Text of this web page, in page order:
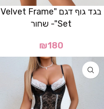
בגד גוף דגם "Velvet Frame
Set"- שחור
₪180